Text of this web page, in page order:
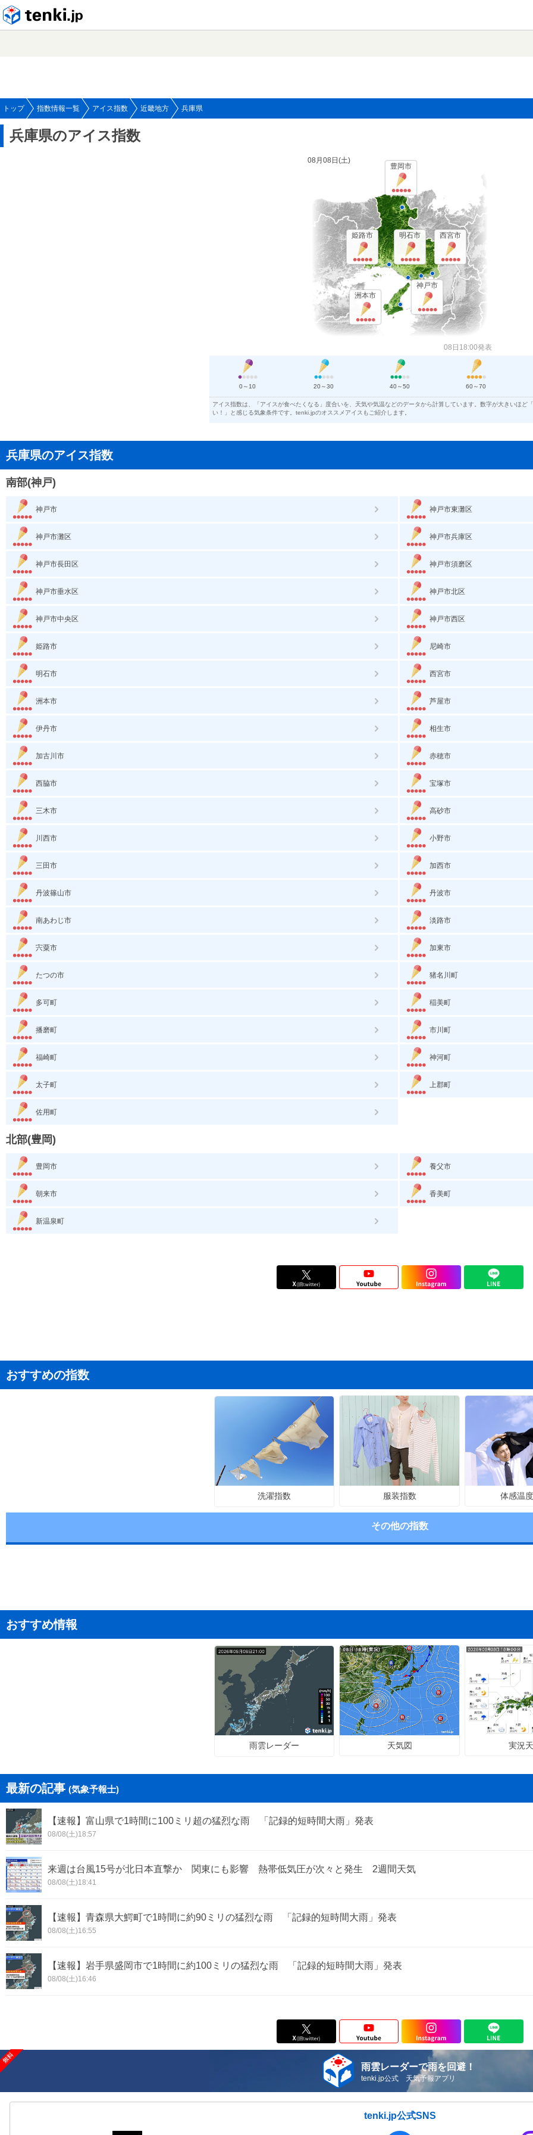
トップ 指数情報一覧 アイス指数 近畿地方 兵庫県
兵庫県のアイス指数
08月08日(土)
神戸市
姫路市 明石市 西宮市
豊岡市
洲本市
08日18:00発表
0～10 20～30 40～50 60～70
アイス指数は、「アイスが食べたくなる」度合いを、天気や気温などのデータから計算しています。数字が大きいほど
い！」と感じる気象条件です。tenki.jpのオススメアイスもご紹介します。
兵庫県のアイス指数
南部(神戸)
神戸市 神戸市東灘区
神戸市灘区 神戸市兵庫区
神戸市長田区 神戸市須磨区
神戸市垂水区 神戸市北区
神戸市中央区 神戸市西区
姫路市 尼崎市
明石市 西宮市
洲本市 芦屋市
伊丹市 相生市
加古川市 赤穂市
西脇市 宝塚市
三木市 高砂市
川西市 小野市
三田市 加西市
丹波篠山市 丹波市
南あわじ市 淡路市
宍粟市 加東市
たつの市 猪名川町
多可町 稲美町
播磨町 市川町
福崎町 神河町
太子町 上郡町
佐用町
北部(豊岡)
豊岡市 養父市
朝来市 香美町
新温泉町
おすすめの指数
洗濯指数 服装指数 体感温
その他の指数
おすすめ情報
雨雲レーダー 天気図 実況
最新の記事 (気象予報士)
【速報】富山県で1時間に100ミリ超の猛烈な雨 「記録的短時間大雨」発表
08/08(土)18:57
来週は台風15号が北日本直撃か 関東にも影響 熱帯低気圧が次々と発生 2週間天気
08/08(土)18:41
【速報】青森県大鰐町で1時間に約90ミリの猛烈な雨 「記録的短時間大雨」発表
08/08(土)16:55
【速報】岩手県盛岡市で1時間に約100ミリの猛烈な雨 「記録的短時間大雨」発表
08/08(土)16:46
雨雲レーダーで雨を回避！
tenki.jp公式 天気予報アプリ
tenki.jp公式SNS